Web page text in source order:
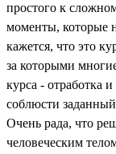
простого к
моменты, которые
кажется, что это
за которыми
курса - отработка
соблюсти
Очень рада, что
человеческим